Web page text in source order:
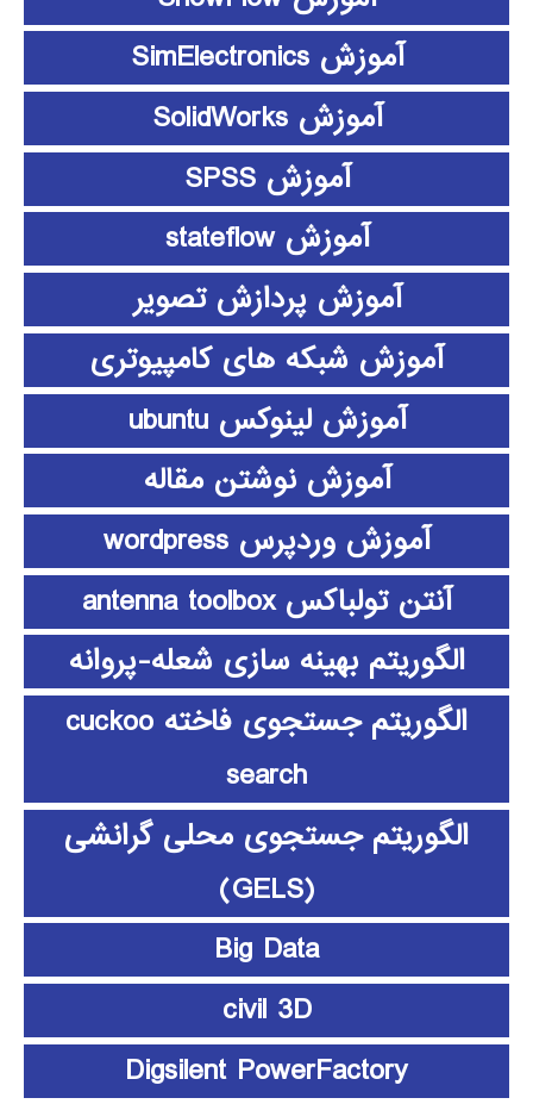
آموزش SimElectronics
آموزش SolidWorks
آموزش SPSS
آموزش stateflow
آموزش پردازش تصویر
آموزش شبکه های کامپیوتری
آموزش لینوکس ubuntu
آموزش نوشتن مقاله
آموزش وردپرس wordpress
آنتن تولباکس antenna toolbox
الگوریتم بهینه سازی شعله-پروانه
الگوریتم جستجوی فاخته cuckoo
search
الگوریتم جستجوی محلی گرانشی
(GELS)
Big Data
civil 3D
Digsilent PowerFactory